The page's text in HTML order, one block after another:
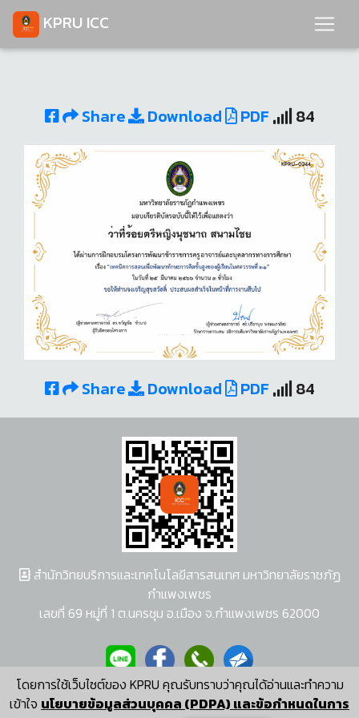
KPRU ICC
Share Download PDF 84
Share Download PDF 84
โดยการใช้เว็บไซต์ของ KPRU คุณรับทราบว่าคุณได้อ่านและทำความ
เข้าใจ นโยบายข้อมูลส่วนบุคคล (PDPA) และข้อกำหนดในการ
สำนักวิทยบริการและเทคโนโลยีสารสนเทศ มหาวิทยาลัยราชภัฏ
กำแพงเพชร
เลขที่ 69 หมู่ที่ 1 ต.นครชุม อ.เมือง จ.กำแพงเพชร 62000
ผู้พัฒนาระบบ อนุชา พวงผกา